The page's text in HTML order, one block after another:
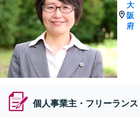
大
阪
府
個人事業主・フリーランス